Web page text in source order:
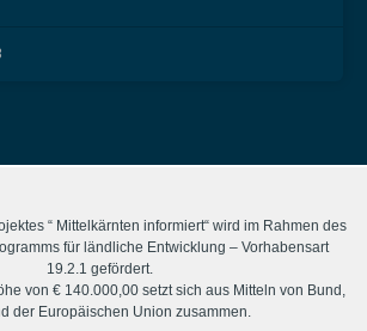
“ Mittelkärnten informiert“ wird im Rahmen des
für ländliche Entwicklung – Vorhabensart
19.2.1 gefördert.
von € 140.000,00 setzt sich aus Mitteln von Bund,
der Europäischen Union zusammen.